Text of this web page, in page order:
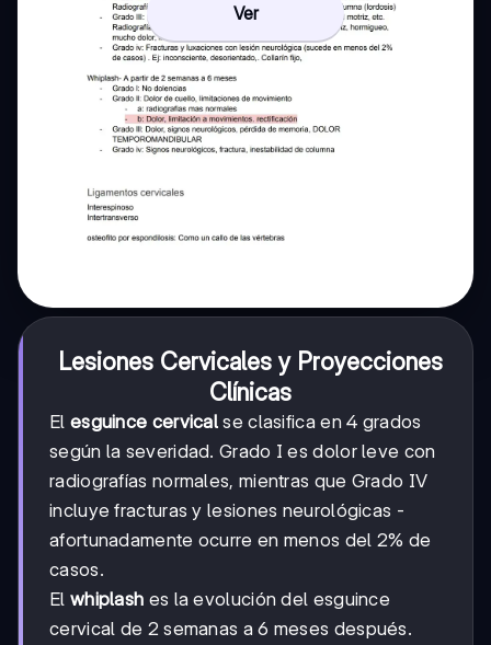
Ver
Lesiones Cervicales y Proyecciones
Clínicas
El esguince cervical se clasifica en 4 grados
según la severidad. Grado I es dolor leve con
radiografías normales, mientras que Grado IV
incluye fracturas y lesiones neurológicas -
afortunadamente ocurre en menos del 2% de
casos.
El whiplash es la evolución del esguince
cervical de 2 semanas a 6 meses después.